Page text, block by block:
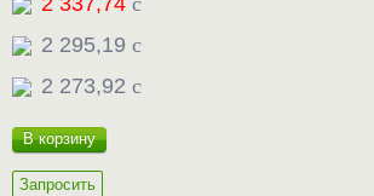
2 295,19 c
2 273,92 c
В корзину
Запросить